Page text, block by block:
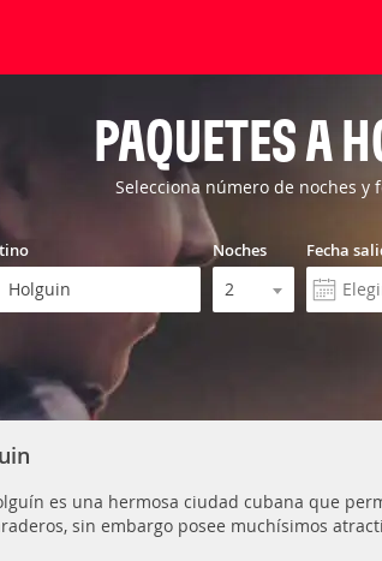
PAQUETES A
Selecciona número de noches y
Noches Fecha
es una hermosa ciudad cubana que
sin embargo posee muchísimos